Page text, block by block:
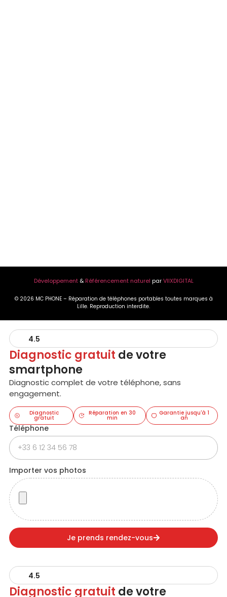
© 2026 MC PHONE – Réparation de téléphones portables toutes marques à
Lille. Reproduction interdite.
Développement& Référencement naturel parVIIXDIGITAL
4.5
Diagnostic gratuit de votre
smartphone
Diagnostic complet de votre téléphone, sans
engagement.
Diagnostic
gratuit
Réparation en 30
min
Garantie jusqu'à 1
an
Téléphone
Importer vos photos
Je prends rendez-vous
4.5
Diagnostic gratuit de votre